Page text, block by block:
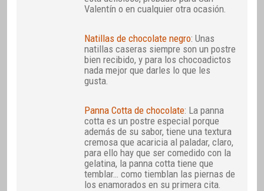
Valentín o en cualquier otra ocasión.
Natillas de chocolate negro: Unas
natillas caseras siempre son un postre
bien recibido, y para los chocoadictos
nada mejor que darles lo que les
gusta.
Panna Cotta de chocolate: La panna
cotta es un postre especial porque
además de su sabor, tiene una textura
cremosa que acaricia al paladar, claro,
para ello hay que ser comedido con la
gelatina, la panna cotta tiene que
temblar… como tiemblan las piernas de
los enamorados en su primera cita.